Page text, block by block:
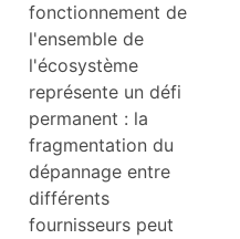
fonctionnement de
l'ensemble de
l'écosystème
représente un défi
permanent : la
fragmentation du
dépannage entre
différents
fournisseurs peut